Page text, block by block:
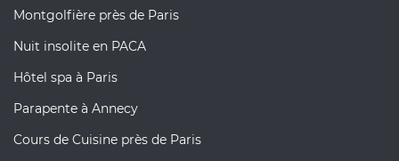
Montgolfière près de Paris
Nuit insolite en PACA
Hôtel spa à Paris
Parapente à Annecy
Cours de Cuisine près de Paris